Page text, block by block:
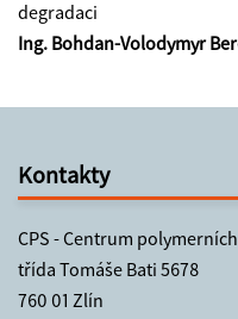
degradaci
Ing. Bohdan-Volodymyr
Kontakty
CPS - Centrum
třída Tomáše Bati 5678
760 01 Zlín